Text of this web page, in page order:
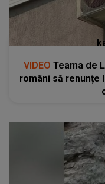
VIDEO Teama de
români să renunțe